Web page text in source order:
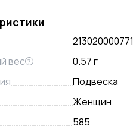
213020000771
вес ?
0.57 г
Подвеска
Женщин
585